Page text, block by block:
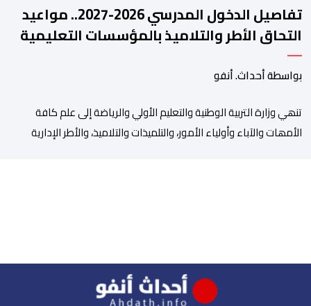
تفاصيل الدخول المدرسي 2026-2027.. مواعيد
التحاق الأطر والتلاميذ بالمؤسسات التعليمية
بواسطة أحداث. أنفو
تنھي وزارة التربیة الوطنیة والتعلیم الأولي والریاضة إلى علم كافة
الأمھات والآباء وأولیاء الأمور، والتلمیذات والتلامیذ، والأطر الإداریة